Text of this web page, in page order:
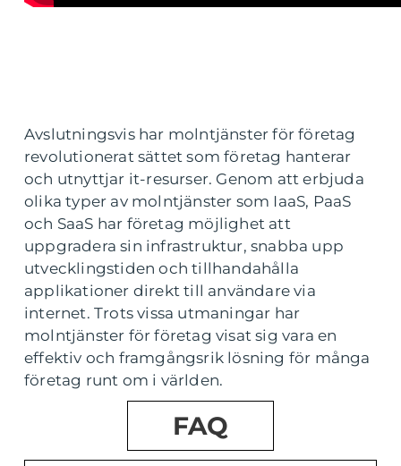
Avslutningsvis har molntjänster för företag
revolutionerat sättet som företag hanterar
och utnyttjar it-resurser. Genom att erbjuda
olika typer av molntjänster som IaaS, PaaS
och SaaS har företag möjlighet att
uppgradera sin infrastruktur, snabba upp
utvecklingstiden och tillhandahålla
applikationer direkt till användare via
internet. Trots vissa utmaningar har
molntjänster för företag visat sig vara en
effektiv och framgångsrik lösning för många
företag runt om i världen.
FAQ